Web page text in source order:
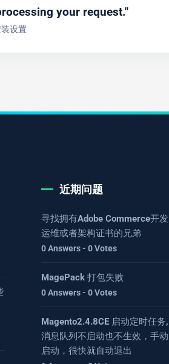
your request."
设置
近期问题
寻找拥有Adobe Commerce开发
运维或者架构证书的兄弟
0 Answers - 0 Votes
MagePack 打包失败
0 Answers - 0 Votes
Magento2.4.8CE 启动定时任务,
消息队列不启动也不生效，手动
启动，很快就自动退出